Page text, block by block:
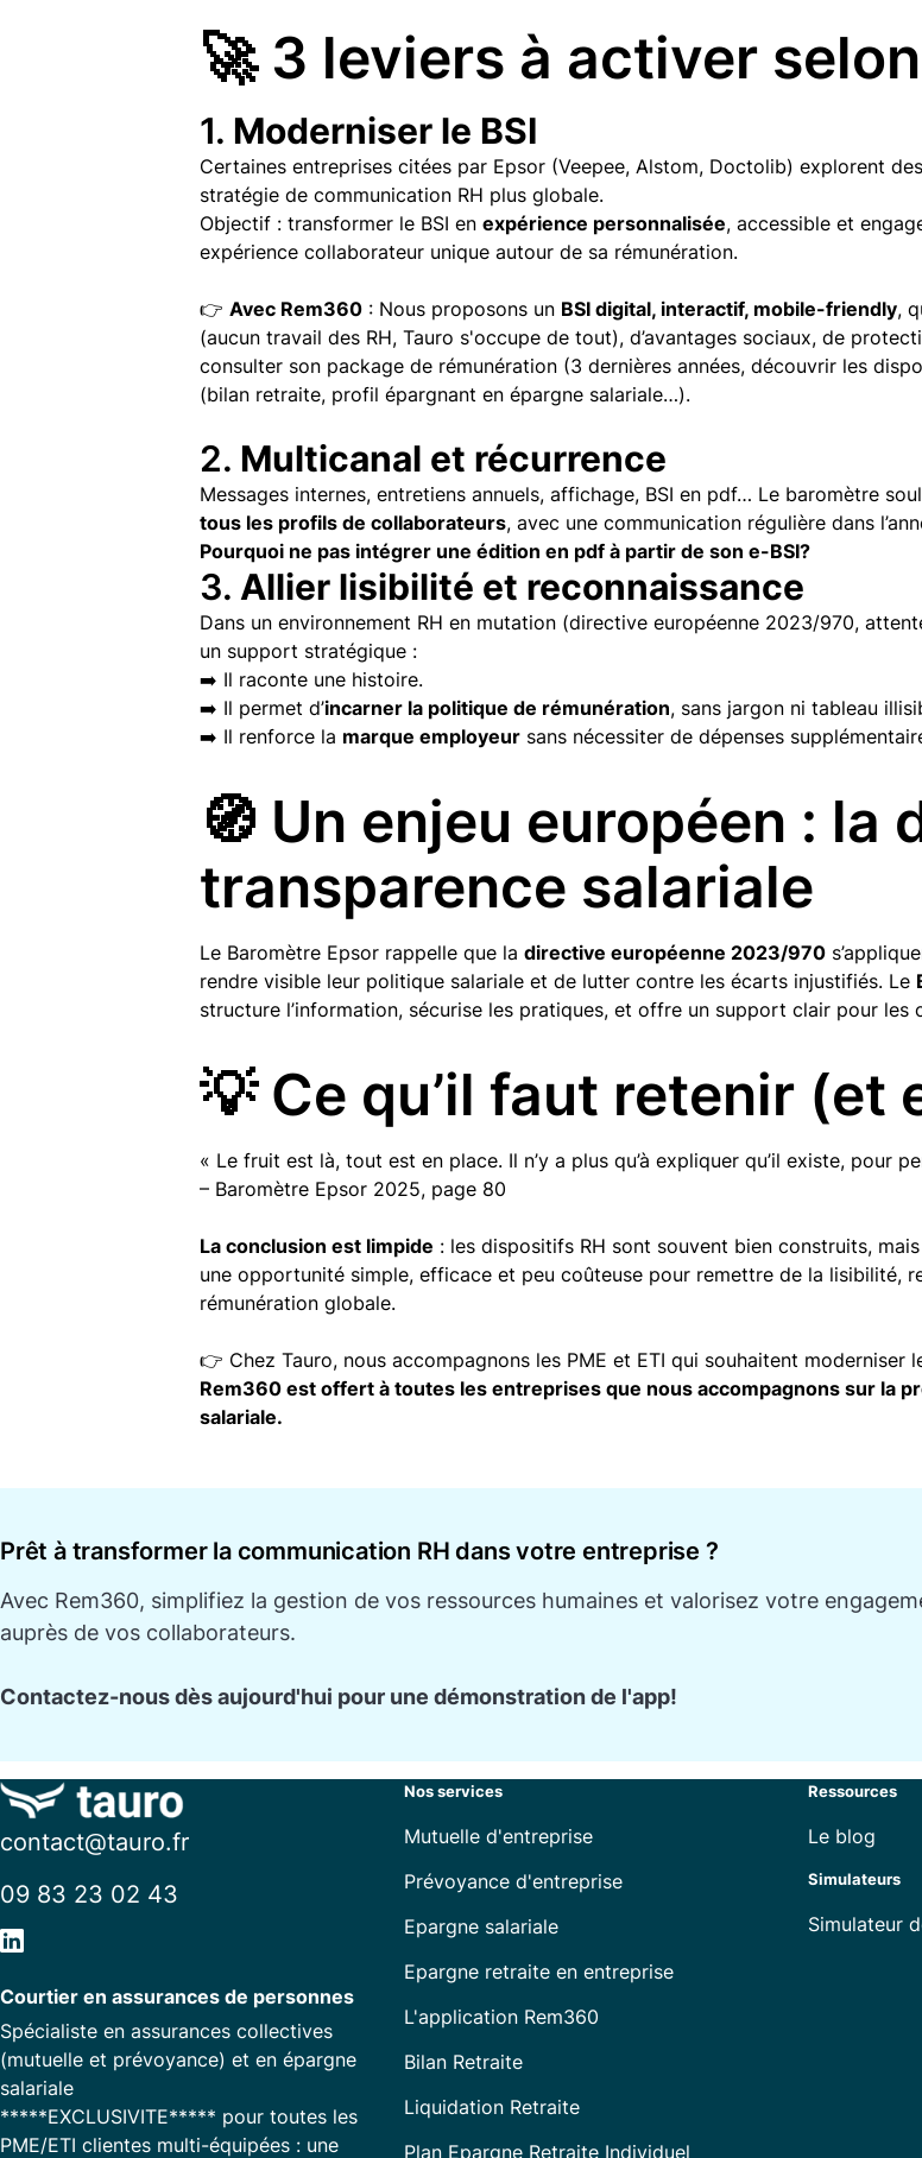
🚀 3 leviers à activer
1. Moderniser le BSI
Certaines entreprises citées par Epsor (Veepee, Alstom, Doctolib) explorent
stratégie de communication RH plus globale.
Objectif : transformer le BSI en expérience personnalisée, accessible et
expérience collaborateur unique autour de sa rémunération.
👉 Avec Rem360 : Nous proposons un BSI digital, interactif, mobile-friendly,
(aucun travail des RH, Tauro s'occupe de tout), d’avantages sociaux, de
consulter son package de rémunération (3 dernières années, découvrir les
(bilan retraite, profil épargnant en épargne salariale…).
2. Multicanal et récurrence
Messages internes, entretiens annuels, affichage, BSI en pdf… Le baromètre
tous les profils de collaborateurs, avec une communication régulière dans
Pourquoi ne pas intégrer une édition en pdf à partir de son e-BSI?
3. Allier lisibilité et reconnaissance
Dans un environnement RH en mutation (directive européenne 2023/970,
un support stratégique :
➡️ Il raconte une histoire.
➡️ Il permet d’incarner la politique de rémunération, sans jargon ni tableau
➡️ Il renforce la marque employeur sans nécessiter de dépenses
🧭 Un enjeu européen : la
transparence salariale
Le Baromètre Epsor rappelle que la directive européenne 2023/970
rendre visible leur politique salariale et de lutter contre les écarts injustifiés. Le
structure l’information, sécurise les pratiques, et offre un support clair pour
💡 Ce qu’il faut retenir (et
« Le fruit est là, tout est en place. Il n’y a plus qu’à expliquer qu’il existe, pour
– Baromètre Epsor 2025, page 80
La conclusion est limpide : les dispositifs RH sont souvent bien construits,
une opportunité simple, efficace et peu coûteuse pour remettre de la lisibilité,
rémunération globale.
👉 Chez Tauro, nous accompagnons les PME et ETI qui souhaitent moderniser
Rem360 est offert à toutes les entreprises que nous accompagnons sur la
salariale.
Prêt à transformer la communication RH dans votre entreprise ?
Avec Rem360, simplifiez la gestion de vos ressources humaines et valorisez votre
auprès de vos collaborateurs.
Contactez-nous dès aujourd'hui pour une démonstration de l'app!
contact@tauro.fr
09 83 23 02 43
Courtier en assurances de personnes
Spécialiste en assurances collectives
(mutuelle et prévoyance) et en épargne
salariale
*****EXCLUSIVITE***** pour toutes les
PME/ETI clientes multi-équipées : une
Nos services
Mutuelle d'entreprise
Prévoyance d'entreprise
Epargne salariale
Epargne retraite en entreprise
L'application Rem360
Bilan Retraite
Liquidation Retraite
Plan Epargne Retraite Individuel
Ressources
Le blog
Simulateurs
Simulateur